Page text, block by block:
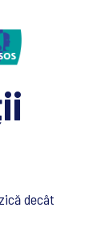
decât